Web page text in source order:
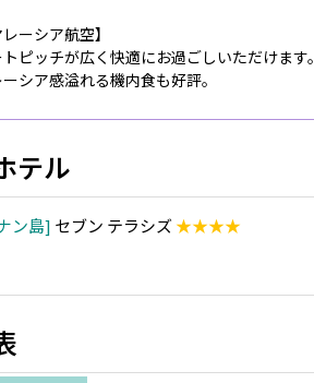
ーシア航空】
ピッチが広く快適にお過ごしいただけます。
シア感溢れる機内食も好評。
テル
ン島 セブン テラシズ★★★★